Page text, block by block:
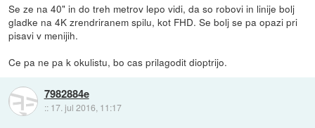
Se ze na 40" in do treh metrov lepo vidi, da so robovi in linije bolj
gladke na 4K zrendriranem spilu, kot FHD. Se bolj se pa opazi pri
pisavi v menijih.
Ce pa ne pa k okulistu, bo cas prilagodit dioptrijo.
7982884e
:: 17. jul 2016, 11:17